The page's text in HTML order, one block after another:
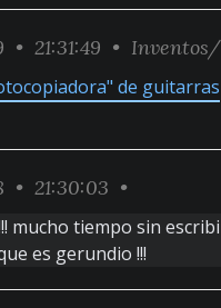
• 21:31:49 •
de guitarras
• 21:30:03 •
mucho tiempo sin
es gerundio !!!